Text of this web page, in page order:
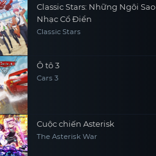
Classic Stars: Những Ngôi Sao
Nhạc Cổ Điển
Classic Stars
Ô tô 3
Cars 3
Cuộc chiến Asterisk
The Asterisk War